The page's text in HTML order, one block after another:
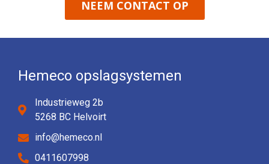
NEEM CONTACT OP
Hemeco opslagsystemen
Industrieweg 2b
5268 BC Helvoirt
info@hemeco.nl
0411607998